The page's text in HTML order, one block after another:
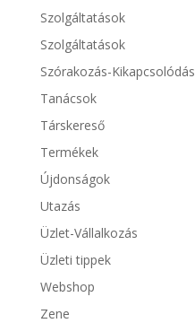
Szolgáltatások
Szolgáltatások
Szórakozás-Kikapcsolódás
Tanácsok
Társkereső
Termékek
Újdonságok
Utazás
Üzlet-Vállalkozás
Üzleti tippek
Webshop
Zene